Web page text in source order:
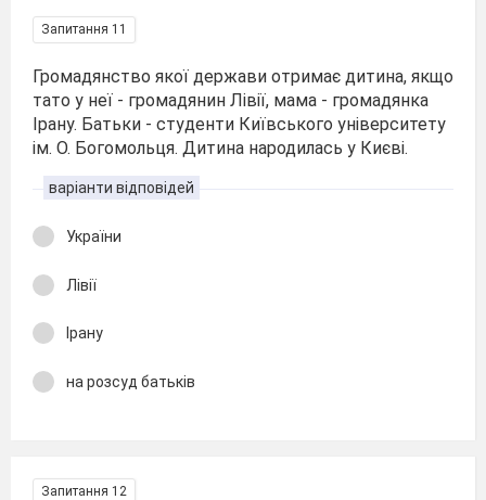
Запитання 11
Громадянство якої держави отримає дитина, якщо
тато у неї - громадянин Лівії, мама - громадянка
Ірану. Батьки - студенти Київського університету
ім. О. Богомольця. Дитина народилась у Києві.
варіанти відповідей
України
Лівії
Ірану
на розсуд батьків
Запитання 12